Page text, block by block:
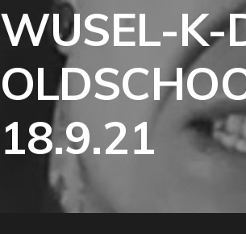
WUSEL-K-
18.9.21